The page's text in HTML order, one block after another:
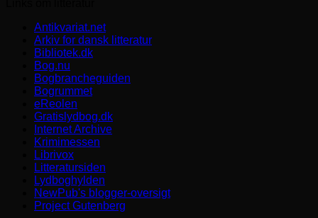
Antikvariat.net
Arkiv for dansk litteratur
Bibliotek.dk
Bog.nu
Bogbrancheguiden
Bogrummet
eReolen
Gratislydbog.dk
Internet Archive
Krimimessen
Librivox
Litteratursiden
Lydboghylden
NewPub's blogger-oversigt
Project Gutenberg